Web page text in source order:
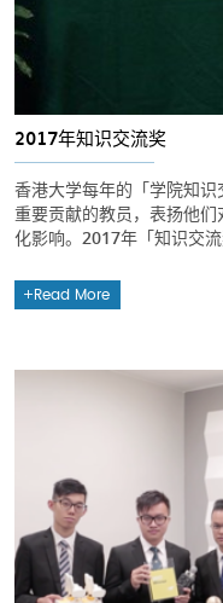
2017年知识交流奖
香港大学每年的「学院知
重要贡献的教员，表扬他
化影响。2017年「知识交
Read More